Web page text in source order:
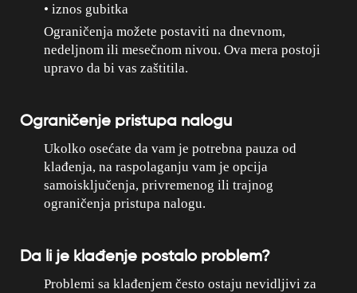
• iznos gubitka
Ograničenja možete postaviti na dnevnom,
nedeljnom ili mesečnom nivou. Ova mera postoji
upravo da bi vas zaštitila.
Ograničenje pristupa nalogu
Ukolko osećate da vam je potrebna pauza od
klađenja, na raspolaganju vam je opcija
samoisključenja, privremenog ili trajnog
ograničenja pristupa nalogu.
Da li je klađenje postalo problem?
Problemi sa klađenjem često ostaju nevidljivi za